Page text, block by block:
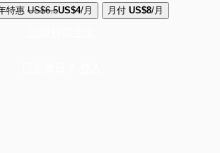
特惠 US$6.5US$4/月 月付 US$8/月